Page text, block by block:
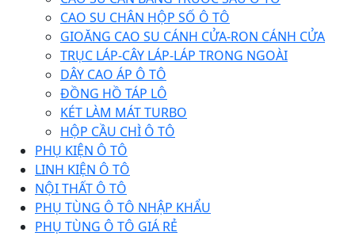
CAO SU CHÂN HỘP SỐ Ô TÔ
GIOĂNG CAO SU CÁNH CỬA-RON CÁNH CỬA
TRỤC LÁP-CÂY LÁP-LÁP TRONG NGOÀI
DÂY CAO ÁP Ô TÔ
ĐỒNG HỒ TÁP LÔ
KÉT LÀM MÁT TURBO
HỘP CẦU CHÌ Ô TÔ
PHỤ KIỆN Ô TÔ
LINH KIỆN Ô TÔ
NỘI THẤT Ô TÔ
PHỤ TÙNG Ô TÔ NHẬP KHẨU
PHỤ TÙNG Ô TÔ GIÁ RẺ